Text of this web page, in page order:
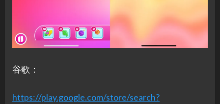
谷歌：
https://play.google.com/store/search?